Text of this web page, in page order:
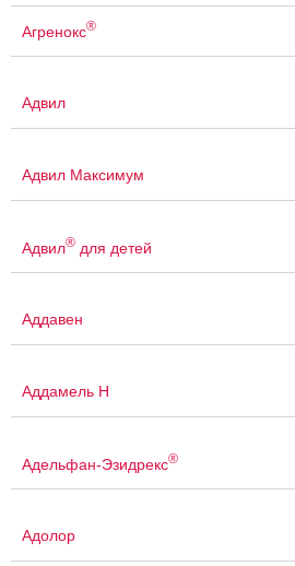
Агренокс®
Адвил
Адвил Максимум
Адвил® для детей
Аддавен
Аддамель Н
Адельфан-Эзидрекс®
Адолор